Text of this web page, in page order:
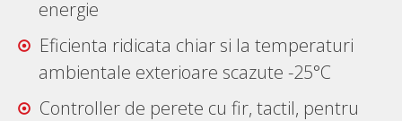
energie
Eficienta ridicata chiar si la temperaturi
ambientale exterioare scazute -25°C
Controller de perete cu fir, tactil, pentru